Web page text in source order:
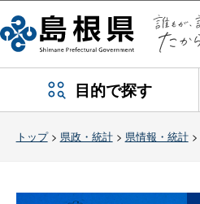
目的で探す
トップ> 県政・統計> 県情報・統計>